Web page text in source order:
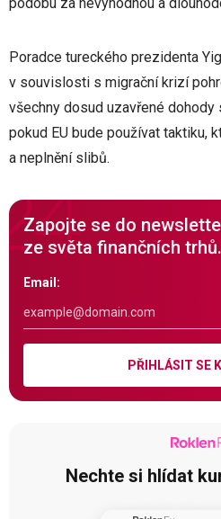
Poradce tureckého prezidenta
v souvislosti s migrační krizí
všechny dosud uzavřené dohody
pokud EU bude používat taktiku,
a neplnění slibů.
Zapojte se do
ze světa finančních trhů.
Email:
PŘIHLÁSIT SE
Nechte si hlídat